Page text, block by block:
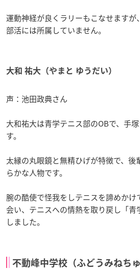
運動神経が良くラリーもこなせますが
部活には所属していません。
大和 祐大（やまと ゆうだい）
声：池田政典さん
大和祐大は青学テニス部のOBで、手
す。
太縁の丸眼鏡と無精ひげが特徴で、後
らかな人物です。
腕の酷使で怪我をしテニスを諦めか
会い、テニスへの情熱を取り戻し「
しました。
不動峰中学校（ふどうみねち